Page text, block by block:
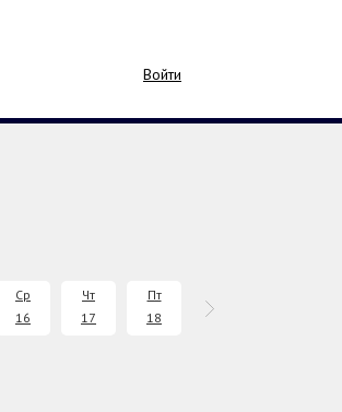
Войти
Ср
16
Чт
17
Пт
18